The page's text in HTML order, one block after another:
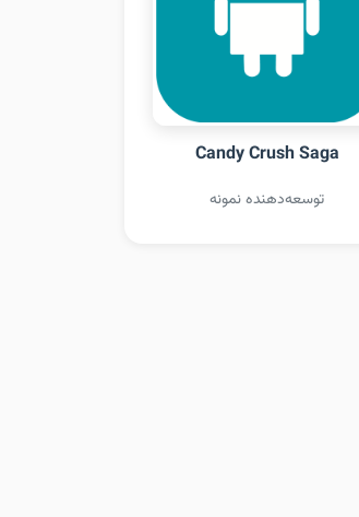
Candy Crush Saga
توسعه‌دهنده نمونه